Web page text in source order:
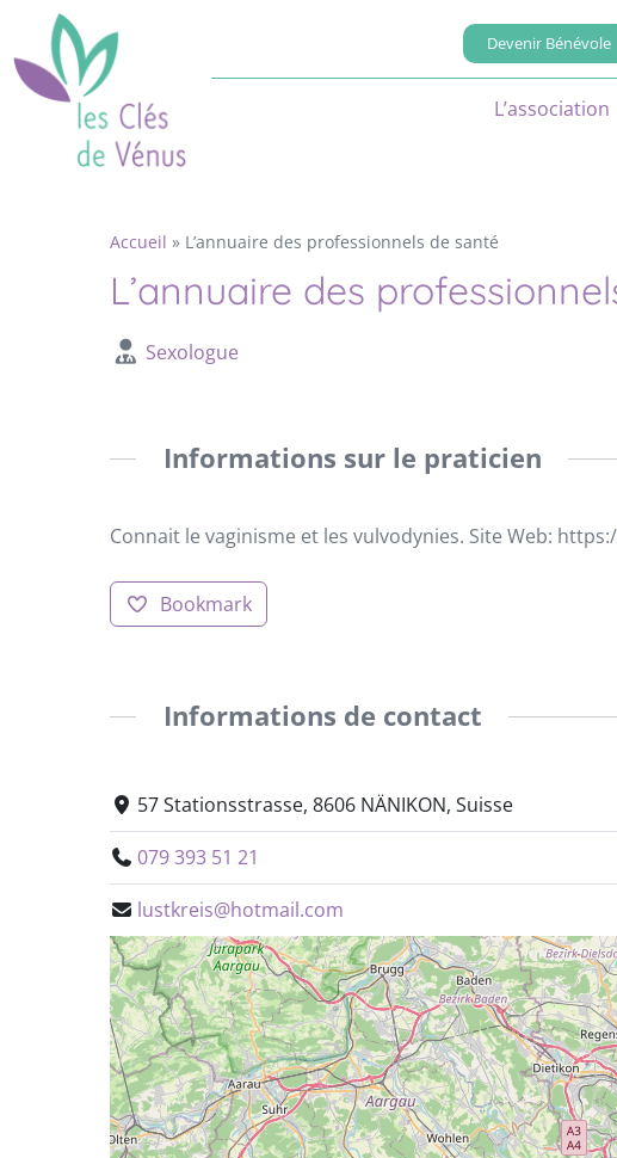
Devenir Bénévole
L’association
Accueil » L’annuaire des professionnels de santé
L’annuaire des
Sexologue
Informations sur le praticien
Connait le vaginisme et les vulvodynies. Site Web:
Bookmark
Informations de contact
57 Stationsstrasse, 8606 NÄNIKON, Suisse
079 393 51 21
lustkreis@hotmail.com